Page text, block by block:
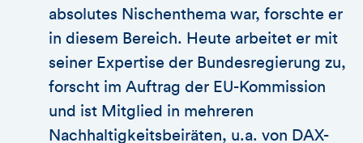
absolutes Nischenthema war, forschte er
in diesem Bereich. Heute arbeitet er mit
seiner Expertise der Bundesregierung zu,
forscht im Auftrag der EU-Kommission
und ist Mitglied in mehreren
Nachhaltigkeitsbeiräten, u.a. von DAX-